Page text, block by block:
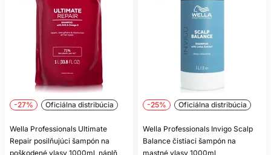
-27% Oficiálna distribúcia
Wella Professionals Ultimate
Repair posilňujúci šampón na
poškodené vlasy 1000ml, náplň
-25% Oficiálna distribúcia
Wella Professionals Invigo Scalp
Balance čistiaci šampón na
mastné vlasy 1000ml